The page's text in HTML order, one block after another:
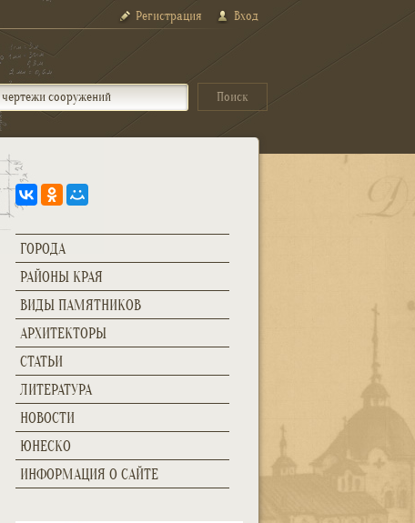
Регистрация Вход
ГОРОДА
РАЙОНЫ КРАЯ
ВИДЫ ПАМЯТНИКОВ
АРХИТЕКТОРЫ
СТАТЬИ
ЛИТЕРАТУРА
НОВОСТИ
ЮНЕСКО
ИНФОРМАЦИЯ О САЙТЕ